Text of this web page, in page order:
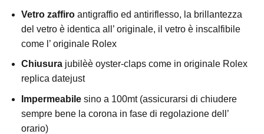
Vetro zaffiroantigraffio ed antiriflesso, la brillantezza
del vetro è identica all’ originale, il vetro è inscalfibile
come l’ originale Rolex
Chiusurajubilèè oyster-claps come in originale Rolex
replica datejust
Impermeabilesino a 100mt (assicurarsi di chiudere
sempre bene la corona in fase di regolazione dell’
orario)